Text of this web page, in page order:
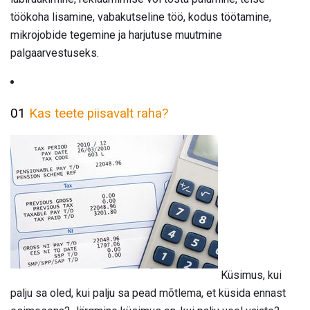
töökoha lisamine, vabakutseline töö, kodus töötamine,
mikrojobide tegemine ja harjutuse muutmine
palgaarvestuseks.
01 Kas teete piisavalt raha?
Küsimus, kui
palju sa oled, kui palju sa pead mõtlema, et küsida ennast